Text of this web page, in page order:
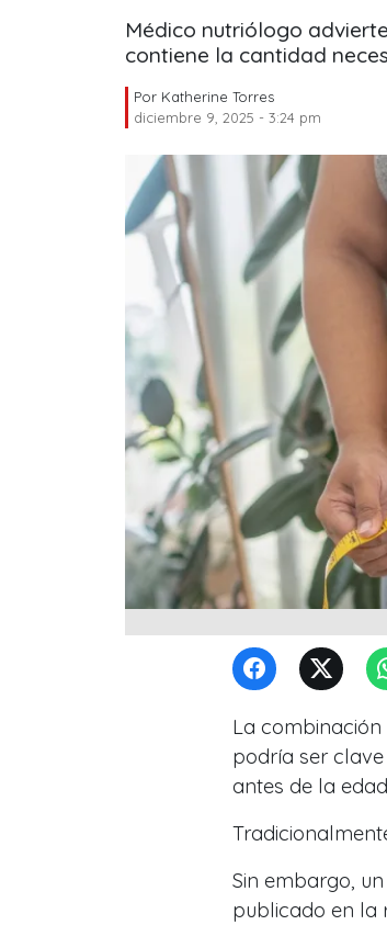
Médico nutriólogo
contiene la cantidad
Por Katherine Torres
diciembre 9, 2025 - 3:24 pm
La combinación
podría ser
antes de la
Sin embargo,
publicado en la